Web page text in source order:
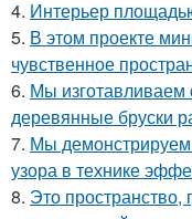
4. Интерьер
5. В этом проекте
чувственное
6. Мы изготавливаем
деревянные бруски
7. Мы демонстрируем
узора в технике
8. Это пространство,